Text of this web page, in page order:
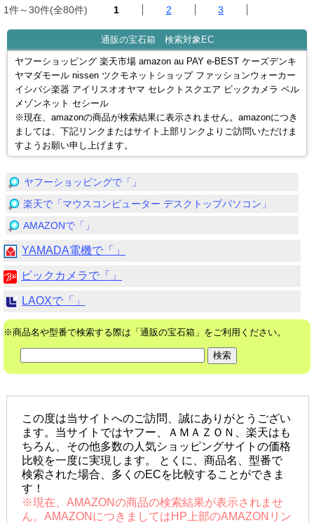
1件～30件(全80件) 1 2 3
通販の宝石箱 検索対象EC
ヤフーショッピング 楽天市場 amazon au PAY e-BEST ケーズデンキ
ヤマダモール nissen ツクモネットショップ ファッションウォーカー
イシバシ楽器 アイリスオオヤマ セレクトスクエア ビックカメラ ベル
メゾンネット セシール
※現在、amazonの商品が検索結果に表示されません。amazonにつき
ましては、下記リンクまたはサイト上部リンクよりご訪問いただけま
すようお願い申し上げます。
ヤフーショッピングで「」
楽天で「マウスコンピューター デスクトップパソコン」
AMAZONで「」
YAMADA電機で「」
ビックカメラで「」
LAOXで「」
※商品名や型番で検索する際は「通販の宝石箱」をご利用ください。
この度は当サイトへのご訪問、誠にありがとうござい
ます。当サイトではヤフー、ＡＭＡＺＯＮ、楽天はも
ちろん、その他多数の人気ショッピングサイトの価格
比較を一度に実現します。 とくに、商品名、型番で
検索された場合、多くのECを比較することができま
す！
※現在、AMAZONの商品の検索結果が表示されませ
ん。AMAZONにつきましてはHP上部のAMAZONリン